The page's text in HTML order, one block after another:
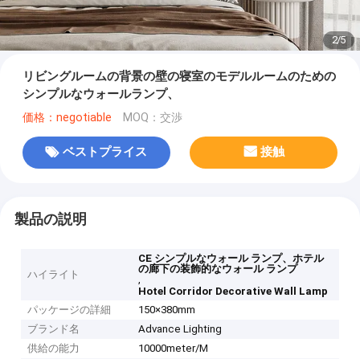
2/5
リビングルームの背景の壁の寝室のモデルルームのための
シンプルなウォールランプ、
価格：negotiable MOQ：交渉
ベストプライス 接触
製品の説明
ハイライト
CE シンプルなウォール ランプ、ホテル
の廊下の装飾的なウォール ランプ
,
Hotel Corridor Decorative Wall Lamp
パッケージの詳細
150×380mm
ブランド名
Advance Lighting
供給の能力
10000meter/M